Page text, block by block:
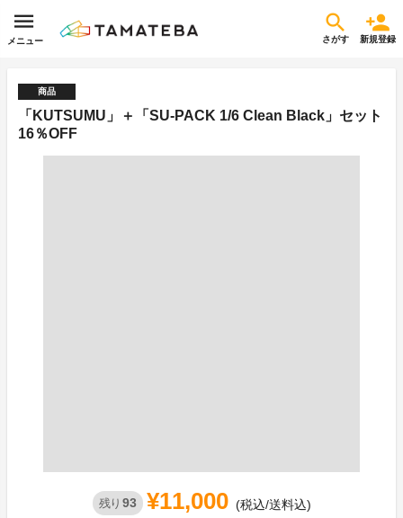
メニュー さがす 新規登録
商品
「KUTSUMU」＋「SU-PACK 1/6 Clean Black」セット
16％OFF
残り 93 ¥11,000 (税込/送料込)